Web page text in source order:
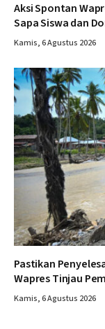
Aksi Spontan
Sapa Siswa dan
Kamis, 6 Agustus 2026
Pastikan
Wapres Tinjau
Kamis, 6 Agustus 2026